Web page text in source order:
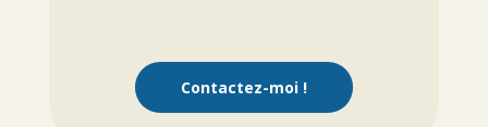
Contactez-moi !